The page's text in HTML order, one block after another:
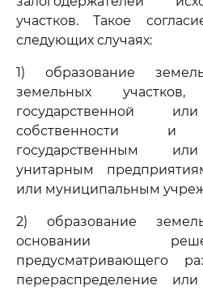
участков. Такое
следующих случаях:
1) образование
земельных
государственной
собственности и
государственным
унитарным
или муниципальным
2) образование
основании
предусматривающего
перераспределение